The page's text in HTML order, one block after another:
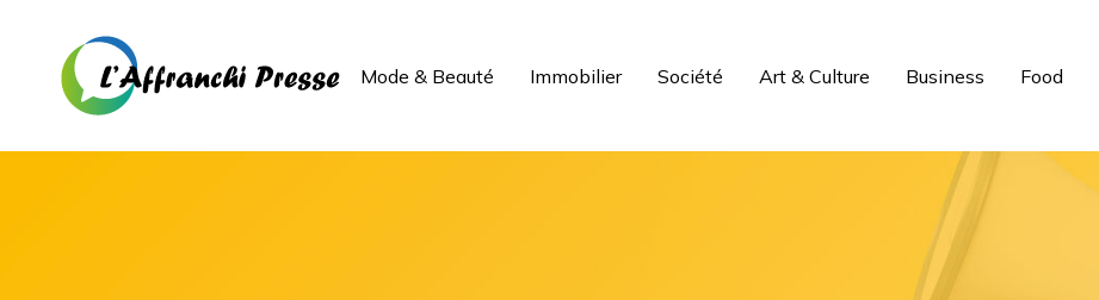
Mode & Beauté Immobilier Société Art & Culture Business Food